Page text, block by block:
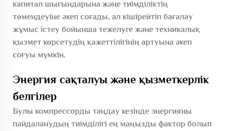
капитал шығындарына және тиімділіктің
төмендеуіне әкеп соғады, ал кішірейтіп бағалау
жұмыс істеу бойынша тежелуге және техникалық
қызмет көрсетудің қажеттілігінің артуына әкеп
соғуы мүмкін.
Энергия сақталуы және қызметкерлік
белгілер
Булы компрессорды таңдау кезінде энергияны
пайдаланудың тиімділігі ең маңызды фактор болып